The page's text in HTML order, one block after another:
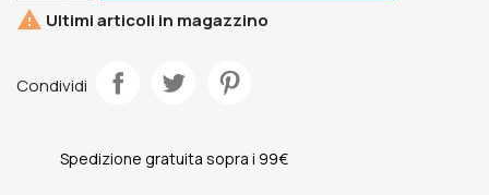
 Ultimi articoli in magazzino
Condividi
Spedizione gratuita sopra i 99€